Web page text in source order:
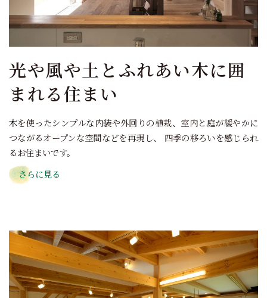
光や風や土とふれあい木に囲
まれる住まい
木を使ったシンプルな内装や外回りの植栽、室内と庭が緩やかに
つながるオープンな空間などを再現し、 四季の移ろいを感じられ
るお住まいです。
さらに見る